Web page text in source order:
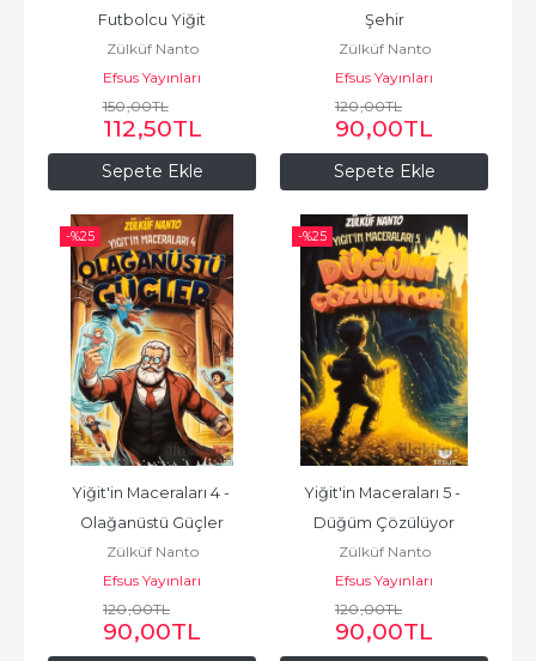
Sepete Ekle
Futbolcu Yiğit
Zülküf Nanto
Efsus Yayınları
150,00TL
112,50TL
Sepete Ekle
Şehir
Zülküf Nanto
Efsus Yayınları
120,00TL
90,00TL
-%25
Yiğit'in Maceraları 4 -
Olağanüstü Güçler
Zülküf Nanto
Efsus Yayınları
120,00TL
90,00TL
-%25
Yiğit'in Maceraları 5 -
Düğüm Çözülüyor
Zülküf Nanto
Efsus Yayınları
120,00TL
90,00TL